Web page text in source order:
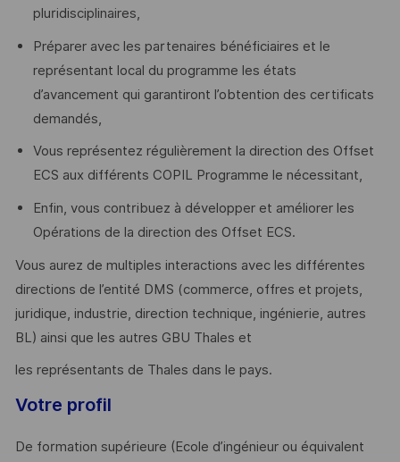
pluridisciplinaires,
Préparer avec les partenaires bénéficiaires et le
représentant local du programme les états
d’avancement qui garantiront l’obtention des certificats
demandés,
Vous représentez régulièrement la direction des Offset
ECS aux différents COPIL Programme le nécessitant,
Enfin, vous contribuez à développer et améliorer les
Opérations de la direction des Offset ECS.
Vous aurez de multiples interactions avec les différentes
directions de l’entité DMS (commerce, offres et projets,
juridique, industrie, direction technique, ingénierie, autres
BL) ainsi que les autres GBU Thales et
les représentants de Thales dans le pays.
Votre profil
De formation supérieure (Ecole d’ingénieur ou équivalent